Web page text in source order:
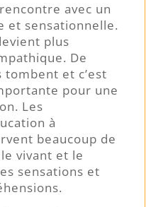
avec un
et sensationnelle.
plus
De
et c’est
pour une
Les
à
beaucoup de
vivant et le
sensations et